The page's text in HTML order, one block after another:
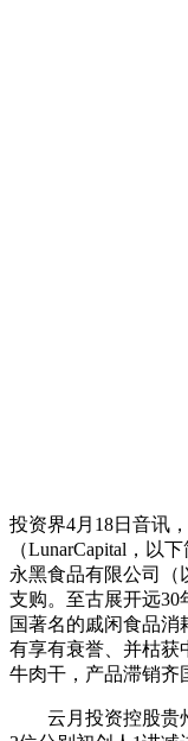
投资界4月18日音讯
（LunarCapital，以
永黑食品有限公司（
支购。至古展开远30
国著名的戚闲食品
有享有衰誉、并枯
牛肉干，产品滞销齐
云月投资控股贵州